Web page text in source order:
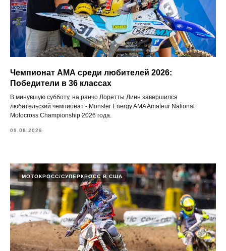
Чемпионат АМА среди любителей 2026:
Победители в 36 классах
В минувшую субботу, на ранчо Лоретты Линн завершился
любительский чемпионат - Monster Energy AMA Amateur National
Motocross Championship 2026 года.
09.08.2026
МОТОКРОСС/СУПЕРКРОСС В США